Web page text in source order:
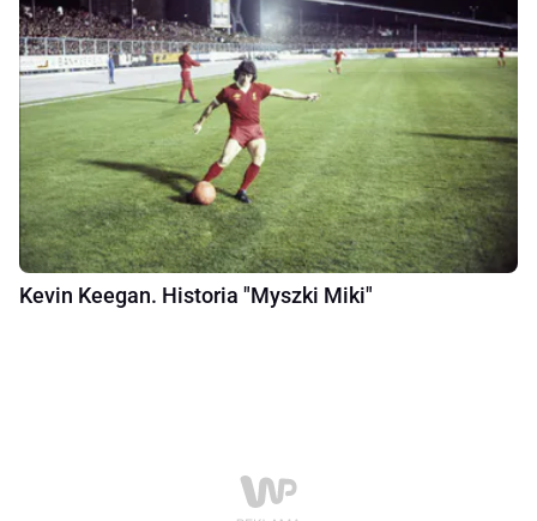
Kevin Keegan. Historia "Myszki Miki"